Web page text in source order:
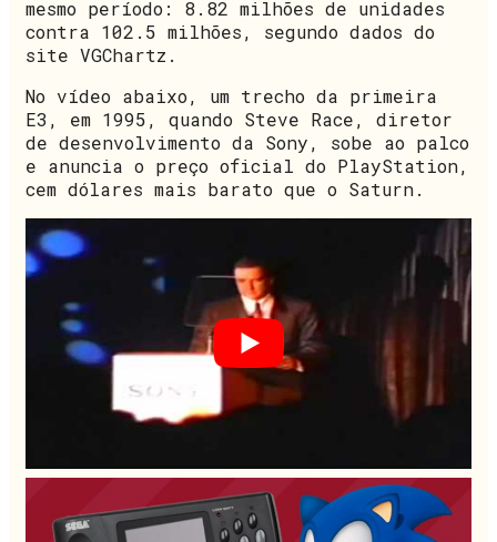
mesmo período: 8.82 milhões de unidades
contra 102.5 milhões, segundo dados do
site VGChartz.
No vídeo abaixo, um trecho da primeira
E3, em 1995, quando Steve Race, diretor
de desenvolvimento da Sony, sobe ao palco
e anuncia o preço oficial do PlayStation,
cem dólares mais barato que o Saturn.